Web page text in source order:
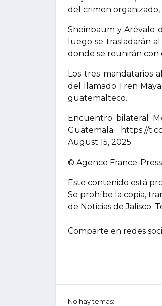
del crimen organizado,
Sheinbaum y Arévalo
luego se trasladarán
donde se reunirán con
Los tres mandatarios
del llamado Tren
guatemalteco.
Encuentro bilateral
Guatemala https://
August 15, 2025
© Agence France-
Este contenido está
Se prohíbe la copia,
de Noticias de Jalisco.
Comparte en redes
No hay temas: